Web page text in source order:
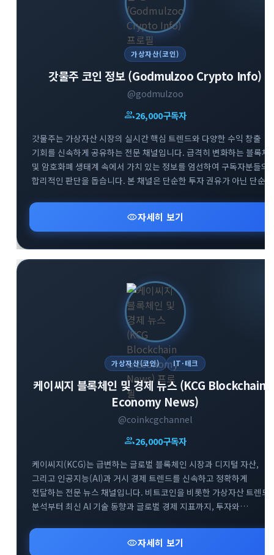
가상자산(코인)
갓물주 코인 정보 (Godmulzoo Crypto Info)
@godmulzoo
group26,000구독자
갓물주는 가상자산 시장의 실시간 핵심 트렌드와 다양한 수익 창출
기회를 신속하게 공유하는 전문 채널입니다. 급격히 변화하는 블록체
및 암호화폐 생태계 속에서 가치 있는 정보를 엄선하여 구독자분들의
합리적인 판단을 돕습니다. 본 채널은 단순한 투자 권유가 아닌 단순
투자 문화를 지향합니다. 시장의 흐름을 빠르게 파악하고 성공적인
투자 인사이트를 넓혀보세요.visibility자세히 보기
가상자산(코인) IT·테크
케이씨지 블록체인 및 경제 뉴스 (KCG Blockchain
Economy News)
@coinkcgchannel
group26,000구독자
케이씨지(KCG)는 급변하는 글로벌 블록체인 시장과 디지털 자산,
그리고 인공지능(AI)과 거시 경제 트렌드를 신속하고 정확하게
전달하는 전문 뉴스 채널입니다. 비트코인을 비롯한 가상자산 트렌드
분석부터 최신 AI 기술 동향과 글로벌 경제 지표까지, 투자와
웹사이트 및 소통방(카카오톡, 텔레그램 그룹)을 통해 커뮤니티
구성원들과 실시간으로 유익한 인사이트를 공유하고 있습니다.
visibility자세히 보기